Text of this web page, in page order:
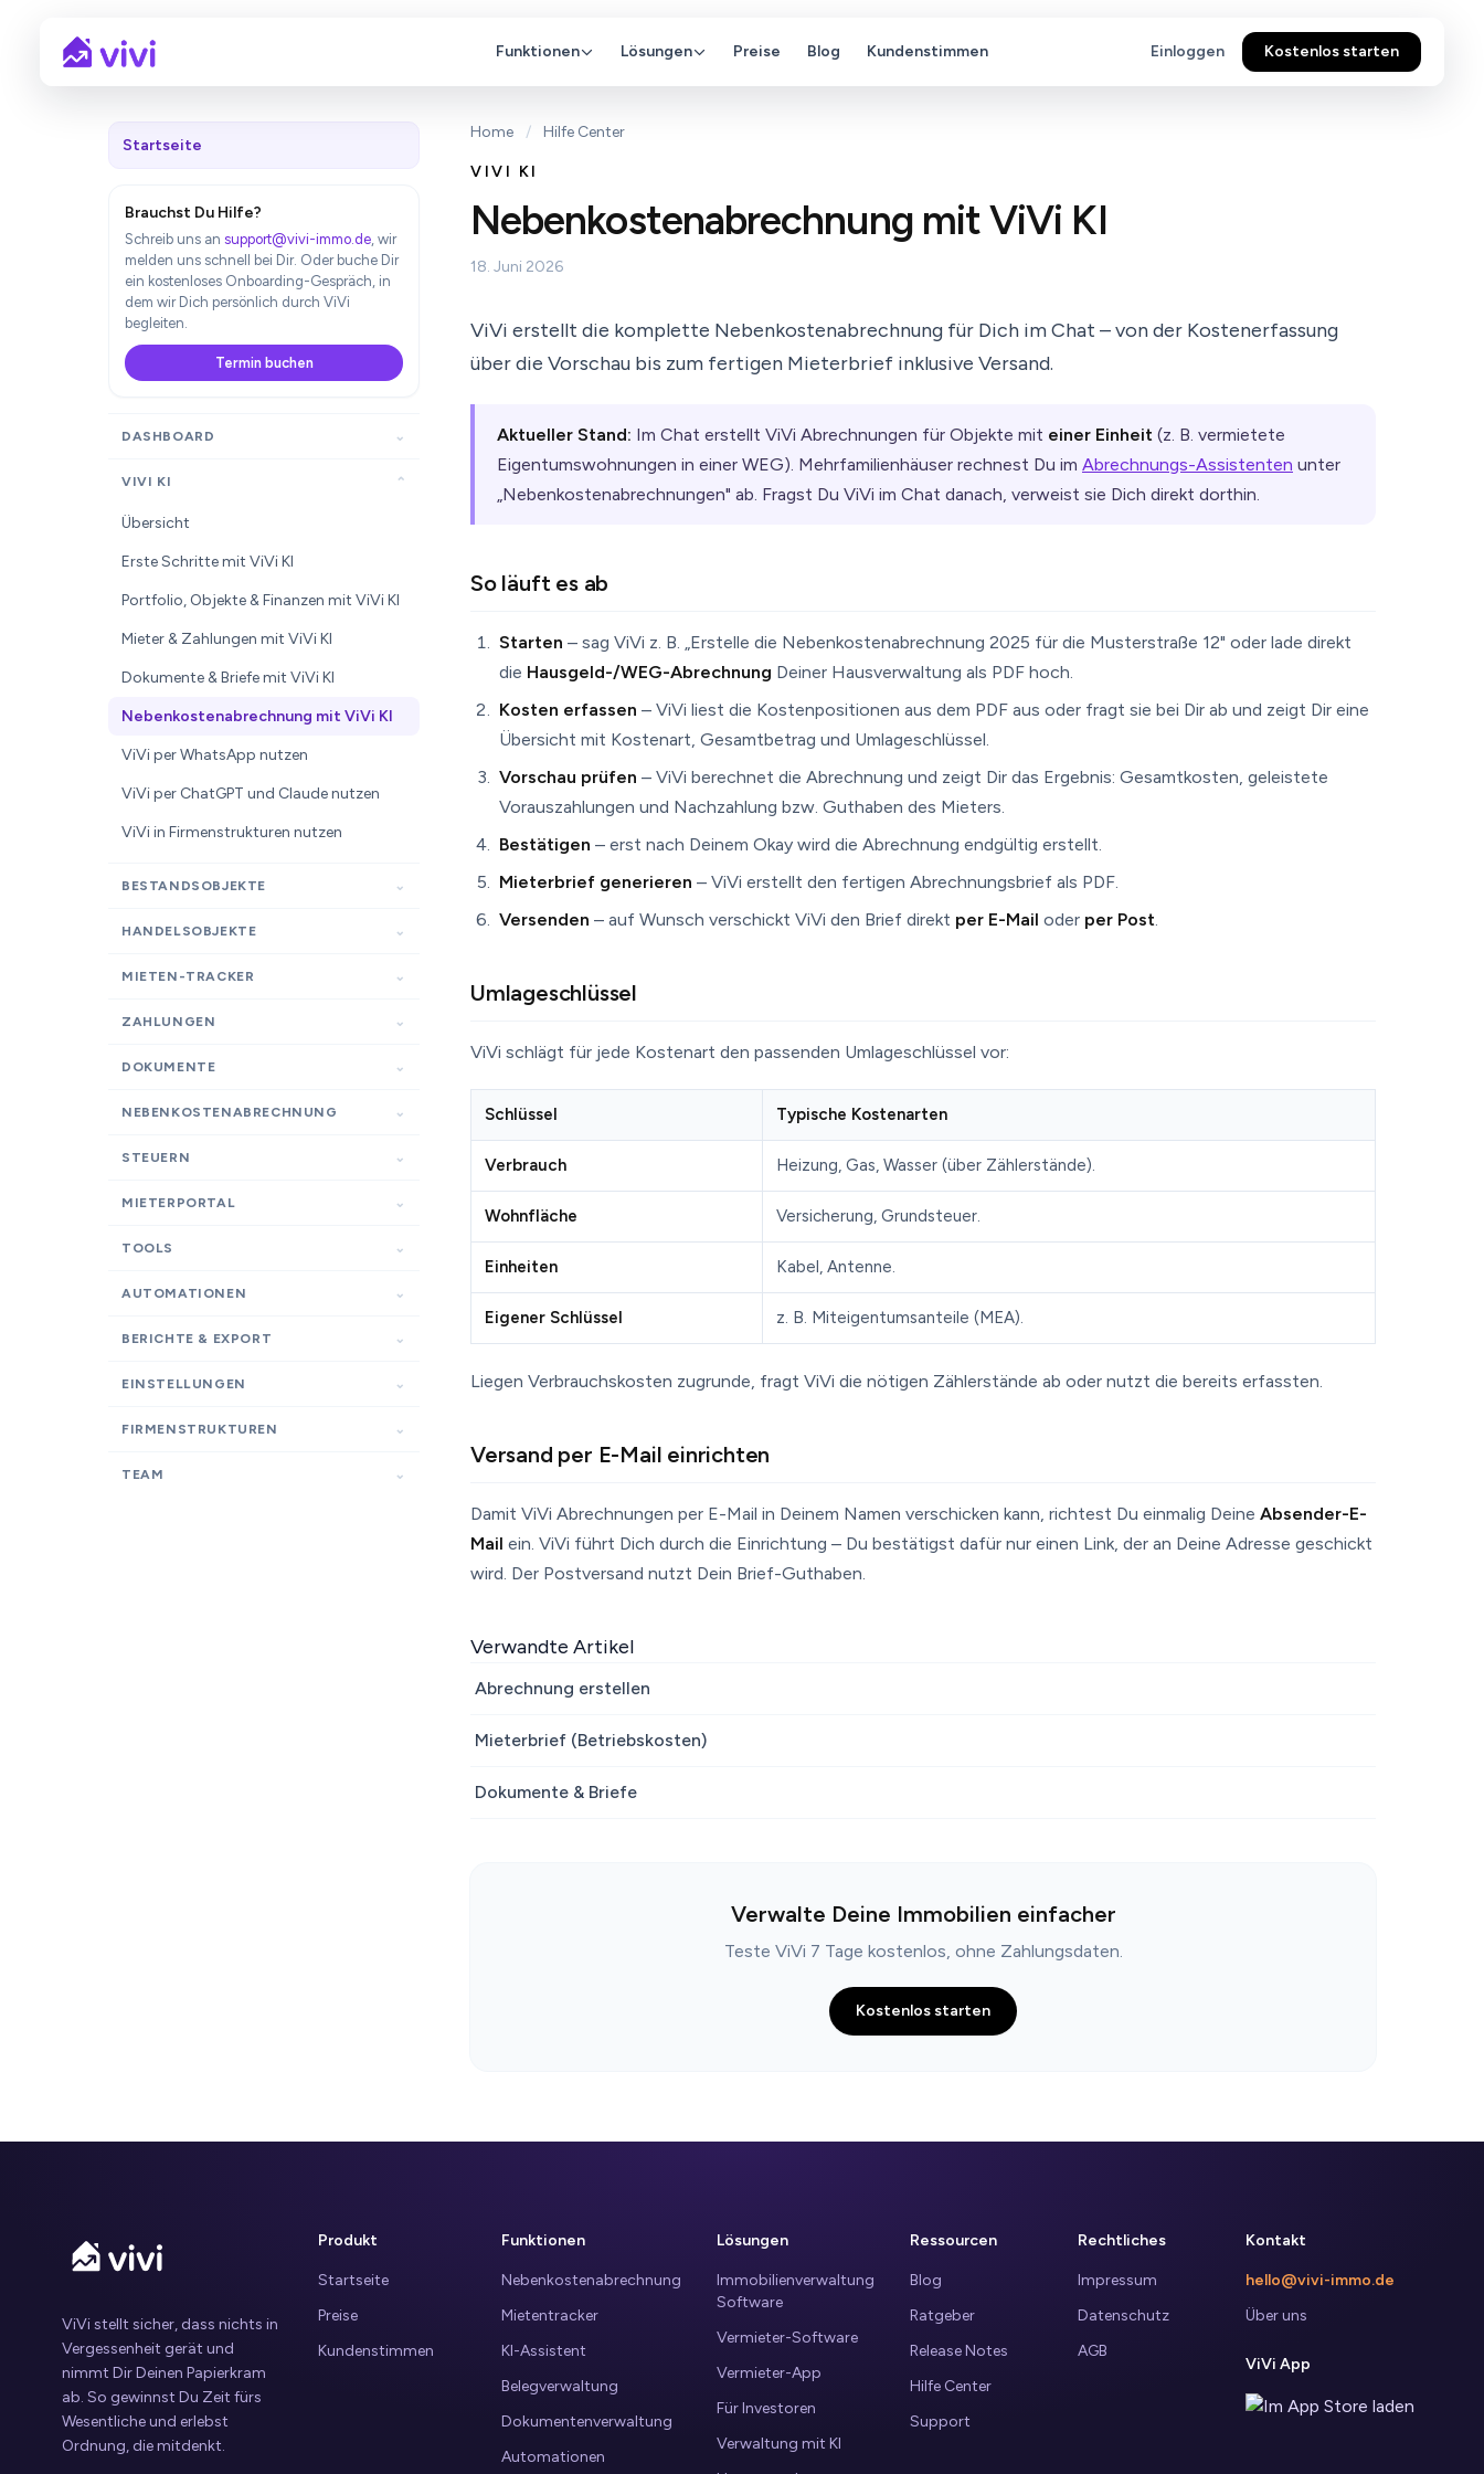
Funktionen Lösungen Preise Blog Kundenstimmen Einloggen Kostenlos starten
Startseite
Brauchst Du Hilfe?
Schreib uns an support@vivi-immo.de, wir
melden uns schnell bei Dir. Oder buche Dir
ein kostenloses Onboarding-Gespräch, in
dem wir Dich persönlich durch ViVi
begleiten.
Termin buchen
DASHBOARD
VIVI KI
Übersicht
Erste Schritte mit ViVi KI
Portfolio, Objekte & Finanzen mit ViVi KI
Mieter & Zahlungen mit ViVi KI
Dokumente & Briefe mit ViVi KI
Nebenkostenabrechnung mit ViVi KI
ViVi per WhatsApp nutzen
ViVi per ChatGPT und Claude nutzen
ViVi in Firmenstrukturen nutzen
BESTANDSOBJEKTE
HANDELSOBJEKTE
MIETEN-TRACKER
ZAHLUNGEN
DOKUMENTE
NEBENKOSTENABRECHNUNG
STEUERN
MIETERPORTAL
TOOLS
AUTOMATIONEN
BERICHTE & EXPORT
EINSTELLUNGEN
FIRMENSTRUKTUREN
TEAM
Home / Hilfe Center
VIVI KI
Nebenkostenabrechnung mit ViVi KI
18. Juni 2026
ViVi erstellt die komplette Nebenkostenabrechnung für Dich im Chat – von der Kostenerfassung
über die Vorschau bis zum fertigen Mieterbrief inklusive Versand.
Aktueller Stand: Im Chat erstellt ViVi Abrechnungen für Objekte mit einer Einheit (z. B. vermietete
Eigentumswohnungen in einer WEG). Mehrfamilienhäuser rechnest Du im Abrechnungs-Assistenten unter
„Nebenkostenabrechnungen" ab. Fragst Du ViVi im Chat danach, verweist sie Dich direkt dorthin.
So läuft es ab
Starten – sag ViVi z. B. „Erstelle die Nebenkostenabrechnung 2025 für die Musterstraße 12" oder lade direkt
die Hausgeld-/WEG-Abrechnung Deiner Hausverwaltung als PDF hoch.
Kosten erfassen – ViVi liest die Kostenpositionen aus dem PDF aus oder fragt sie bei Dir ab und zeigt Dir eine
Übersicht mit Kostenart, Gesamtbetrag und Umlageschlüssel.
Vorschau prüfen – ViVi berechnet die Abrechnung und zeigt Dir das Ergebnis: Gesamtkosten, geleistete
Vorauszahlungen und Nachzahlung bzw. Guthaben des Mieters.
Bestätigen – erst nach Deinem Okay wird die Abrechnung endgültig erstellt.
Mieterbrief generieren – ViVi erstellt den fertigen Abrechnungsbrief als PDF.
Versenden – auf Wunsch verschickt ViVi den Brief direkt per E-Mail oder per Post.
Umlageschlüssel
ViVi schlägt für jede Kostenart den passenden Umlageschlüssel vor:
Schlüssel Typische Kostenarten
Verbrauch Heizung, Gas, Wasser (über Zählerstände).
Wohnfläche Versicherung, Grundsteuer.
Einheiten Kabel, Antenne.
Eigener Schlüssel z. B. Miteigentumsanteile (MEA).
Liegen Verbrauchskosten zugrunde, fragt ViVi die nötigen Zählerstände ab oder nutzt die bereits erfassten.
Versand per E-Mail einrichten
Damit ViVi Abrechnungen per E-Mail in Deinem Namen verschicken kann, richtest Du einmalig Deine Absender-E-
Mail ein. ViVi führt Dich durch die Einrichtung – Du bestätigst dafür nur einen Link, der an Deine Adresse geschickt
wird. Der Postversand nutzt Dein Brief-Guthaben.
Verwandte Artikel
Abrechnung erstellen
Mieterbrief (Betriebskosten)
Dokumente & Briefe
Verwalte Deine Immobilien einfacher
Teste ViVi 7 Tage kostenlos, ohne Zahlungsdaten.
Kostenlos starten
ViVi stellt sicher, dass nichts in
Vergessenheit gerät und
nimmt Dir Deinen Papierkram
ab. So gewinnst Du Zeit fürs
Wesentliche und erlebst
Ordnung, die mitdenkt.
Produkt
Startseite
Preise
Kundenstimmen
Funktionen
Nebenkostenabrechnung
Mietentracker
KI-Assistent
Belegverwaltung
Dokumentenverwaltung
Automationen
Lösungen
Immobilienverwaltung
Software
Vermieter-Software
Vermieter-App
Für Investoren
Verwaltung mit KI
Ressourcen
Blog
Ratgeber
Release Notes
Hilfe Center
Support
Rechtliches
Impressum
Datenschutz
AGB
Kontakt
hello@vivi-immo.de
Über uns
ViVi App